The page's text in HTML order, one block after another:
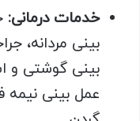
خدمات درمانی:
بینی مردانه،
بینی گوشتی و
عمل بینی